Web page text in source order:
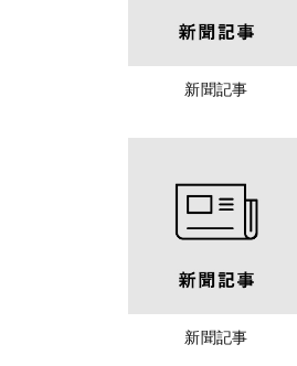
新聞記事
新聞記事